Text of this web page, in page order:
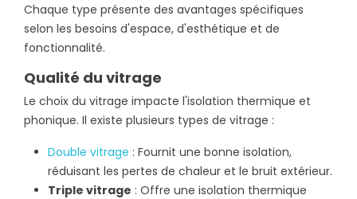
Chaque type présente des avantages spécifiques
selon les besoins d'espace, d'esthétique et de
fonctionnalité.
Qualité du vitrage
Le choix du vitrage impacte l'isolation thermique et
phonique. Il existe plusieurs types de vitrage :
Double vitrage : Fournit une bonne isolation,
réduisant les pertes de chaleur et le bruit extérieur.
Triple vitrage : Offre une isolation thermique